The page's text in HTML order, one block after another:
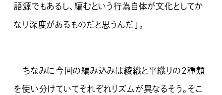
語源でもあるし、編むという行為自体が文化としてか
なり深度があるものだと思うんだ」。
ちなみに今回の編み込みは綾織と平織りの２種類
を使い分けていてそれぞれリズムが異なるそう。そこ